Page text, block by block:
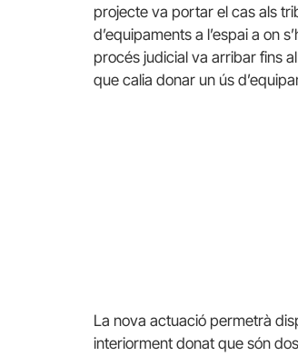
projecte va portar el cas als
d’equipaments a l’espai a on
procés judicial va arribar fins
que calia donar un ús
La nova actuació permetrà
interiorment donat que són